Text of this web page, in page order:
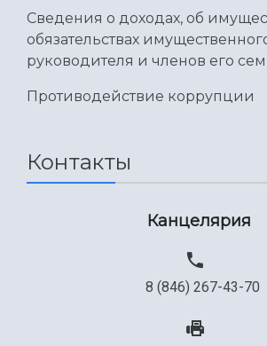
Сведения о доходах, об
обязательствах
руководителя и членов его
Противодействие коррупции
Контакты
Канцелярия
8 (846) 267-43-70